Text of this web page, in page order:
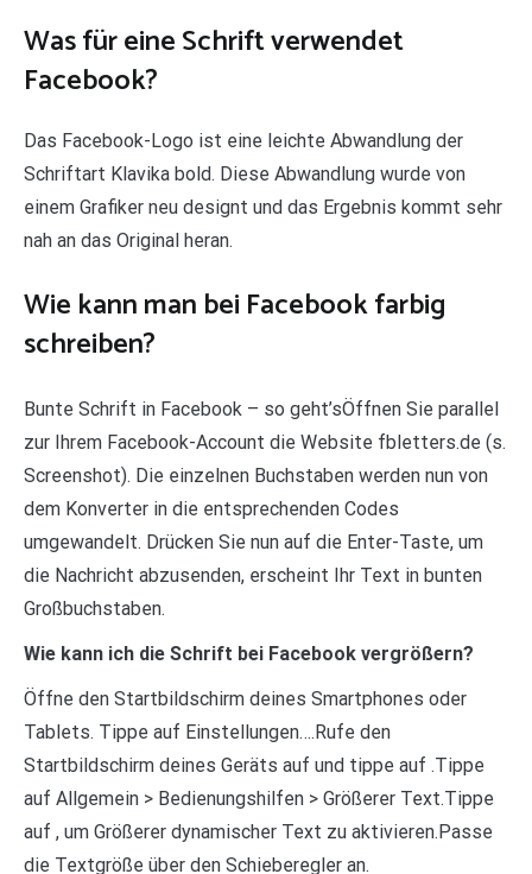
Was für eine Schrift verwendet
Facebook?
Das Facebook-Logo ist eine leichte Abwandlung der
Schriftart Klavika bold. Diese Abwandlung wurde von
einem Grafiker neu designt und das Ergebnis kommt sehr
nah an das Original heran.
Wie kann man bei Facebook farbig
schreiben?
Bunte Schrift in Facebook – so geht’sÖffnen Sie parallel
zur Ihrem Facebook-Account die Website fbletters.de (s.
Screenshot). Die einzelnen Buchstaben werden nun von
dem Konverter in die entsprechenden Codes
umgewandelt. Drücken Sie nun auf die Enter-Taste, um
die Nachricht abzusenden, erscheint Ihr Text in bunten
Großbuchstaben.
Wie kann ich die Schrift bei Facebook vergrößern?
Öffne den Startbildschirm deines Smartphones oder
Tablets. Tippe auf Einstellungen….Rufe den
Startbildschirm deines Geräts auf und tippe auf .Tippe
auf Allgemein > Bedienungshilfen > Größerer Text.Tippe
auf , um Größerer dynamischer Text zu aktivieren.Passe
die Textgröße über den Schieberegler an.